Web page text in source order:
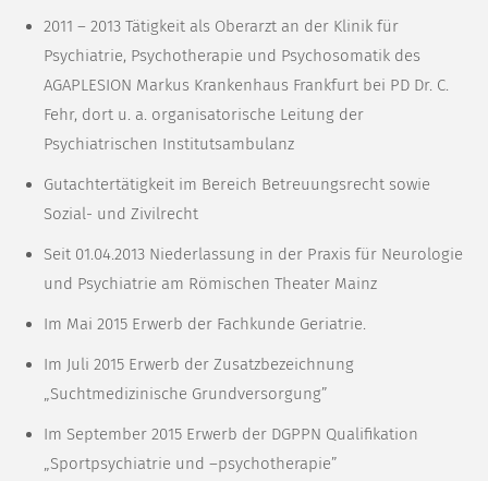
2011 – 2013 Tätigkeit als Oberarzt an der Klinik für
Psychiatrie, Psychotherapie und Psychosomatik des
AGAPLESION Markus Krankenhaus Frankfurt bei PD Dr. C.
Fehr, dort u. a. organisatorische Leitung der
Psychiatrischen Institutsambulanz
Gutachtertätigkeit im Bereich Betreuungsrecht sowie
Sozial- und Zivilrecht
Seit 01.04.2013 Niederlassung in der Praxis für Neurologie
und Psychiatrie am Römischen Theater Mainz
Im Mai 2015 Erwerb der Fachkunde Geriatrie.
Im Juli 2015 Erwerb der Zusatzbezeichnung
„Suchtmedizinische Grundversorgung”
Im September 2015 Erwerb der DGPPN Qualifikation
„Sportpsychiatrie und –psychotherapie”